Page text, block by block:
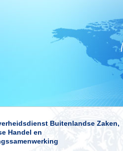
Buitenlandse Zaken,
Handel en